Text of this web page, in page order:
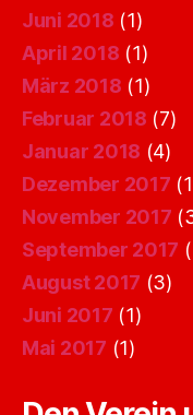
Juni 2018 (1)
April 2018 (1)
März 2018 (1)
Februar 2018 (7)
Januar 2018 (4)
Dezember 2017
November 2017
September 2017
August 2017 (3)
Juni 2017 (1)
Mai 2017 (1)